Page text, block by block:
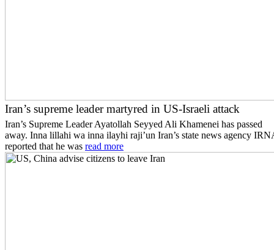
Iran’s supreme leader martyred in US-Israeli attack
Iran’s Supreme Leader Ayatollah Seyyed Ali Khamenei has passed
away. Inna lillahi wa inna ilayhi raji’un Iran’s state news agency
reported that he was read more